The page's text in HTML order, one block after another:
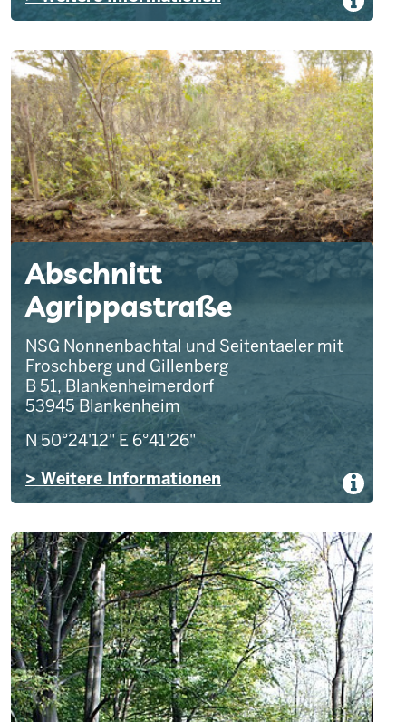
Abschnitt
Agrippastraße
NSG Nonnenbachtal und Seitentaeler mit
Froschberg und Gillenberg
B 51, Blankenheimerdorf
53945 Blankenheim
N 50°24'12" E 6°41'26"
> Weitere Informationen